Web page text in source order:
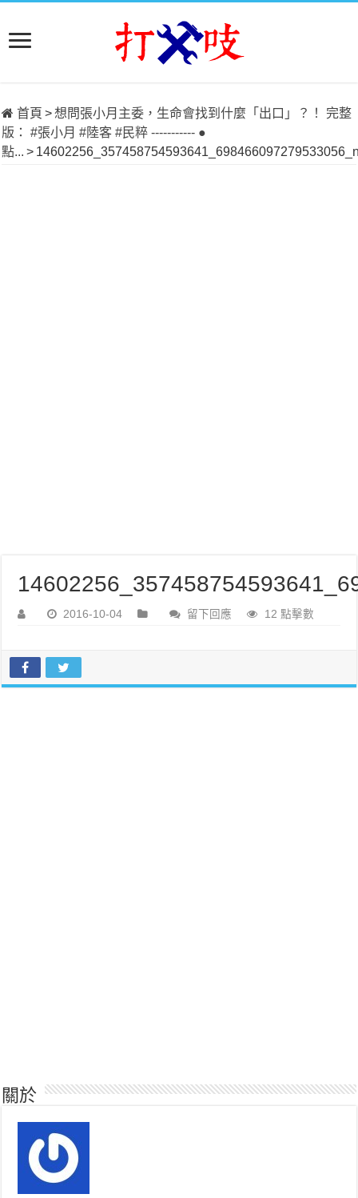
首頁 >想問張小月主委，生命會找到什麼「出口」？！ 完整
版： #張小月 #陸客 #民粹 ----------- ●
點... >
2016-10-04 留下回應 12 點擊數
關於